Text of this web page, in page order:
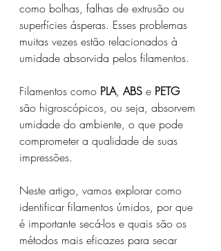
como bolhas, falhas de extrusão ou
superfícies ásperas. Esses problemas
muitas vezes estão relacionados à
umidade absorvida pelos filamentos.
Filamentos como PLA, ABS e PETG
são higroscópicos, ou seja, absorvem
umidade do ambiente, o que pode
comprometer a qualidade de suas
impressões.
Neste artigo, vamos explorar como
identificar filamentos úmidos, por que
é importante secá-los e quais são os
métodos mais eficazes para secar